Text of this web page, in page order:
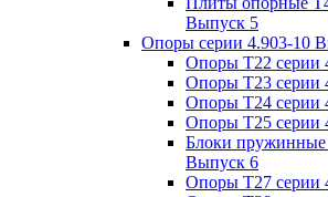
Выпуск 5
Опоры серии 4.903-10
Опоры Т22 серии
Опоры Т23 серии
Опоры Т24 серии
Опоры Т25 серии
Блоки пружинные
Выпуск 6
Опоры Т27 серии